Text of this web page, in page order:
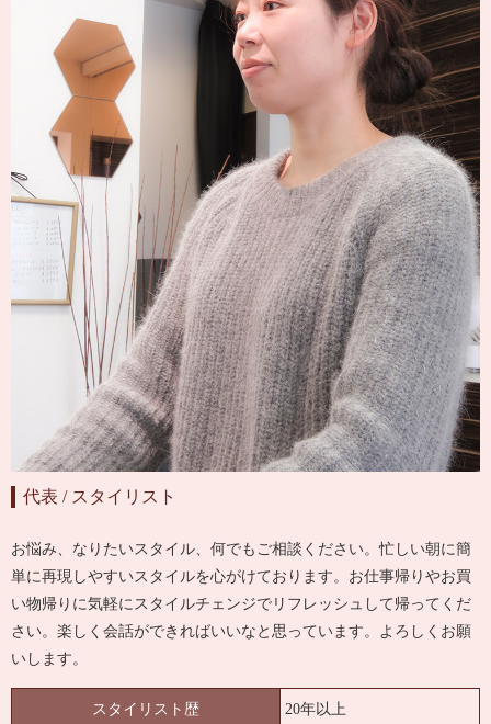
代表 / スタイリスト
お悩み、なりたいスタイル、何でもご相談ください。忙しい朝に簡
単に再現しやすいスタイルを心がけております。お仕事帰りやお買
い物帰りに気軽にスタイルチェンジでリフレッシュして帰ってくだ
さい。楽しく会話ができればいいなと思っています。よろしくお願
いします。
スタイリスト歴 20年以上